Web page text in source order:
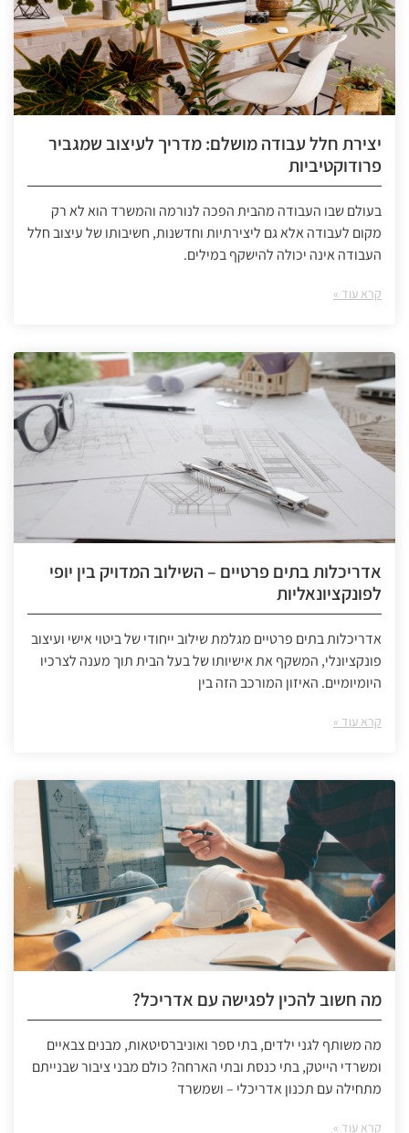
יצירת חלל עבודה מושלם: מדריך לעיצוב שמגביר
פרודוקטיביות
בעולם שבו העבודה מהבית הפכה לנורמה והמשרד הוא לא רק
מקום לעבודה אלא גם ליצירתיות וחדשנות, חשיבותו של עיצוב חלל
העבודה אינה יכולה להישקף במילים.
קרא עוד »
אדריכלות בתים פרטיים – השילוב המדויק בין יופי
לפונקציונאליות
אדריכלות בתים פרטיים מגלמת שילוב ייחודי של ביטוי אישי ועיצוב
פונקציונלי, המשקף את אישיותו של בעל הבית תוך מענה לצרכיו
היומיומיים. האיזון המורכב הזה בין
קרא עוד »
מה חשוב להכין לפגישה עם אדריכל?
מה משותף לגני ילדים, בתי ספר ואוניברסיטאות, מבנים צבאיים
ומשרדי הייטק, בתי כנסת ובתי הארחה? כולם מבני ציבור שבנייתם
מתחילה עם תכנון אדריכלי – ושמשרד
קרא עוד »